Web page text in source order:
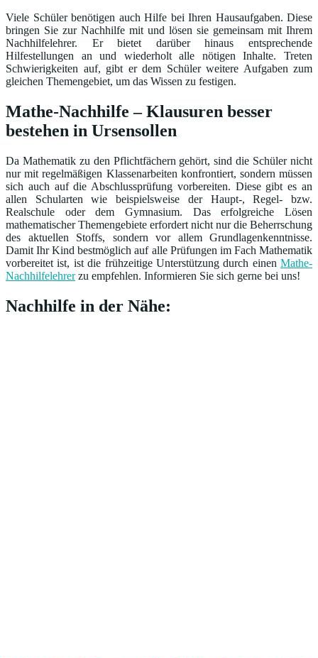
Viele Schüler benötigen auch Hilfe bei Ihren Hausaufgaben. Diese
bringen Sie zur Nachhilfe mit und lösen sie gemeinsam mit Ihrem
Nachhilfelehrer. Er bietet darüber hinaus entsprechende
Hilfestellungen an und wiederholt alle nötigen Inhalte. Treten
Schwierigkeiten auf, gibt er dem Schüler weitere Aufgaben zum
gleichen Themengebiet, um das Wissen zu festigen.
Mathe-Nachhilfe – Klausuren besser
bestehen in Ursensollen
Da Mathematik zu den Pflichtfächern gehört, sind die Schüler nicht
nur mit regelmäßigen Klassenarbeiten konfrontiert, sondern müssen
sich auch auf die Abschlussprüfung vorbereiten. Diese gibt es an
allen Schularten wie beispielsweise der Haupt-, Regel- bzw.
Realschule oder dem Gymnasium. Das erfolgreiche Lösen
mathematischer Themengebiete erfordert nicht nur die Beherrschung
des aktuellen Stoffs, sondern vor allem Grundlagenkenntnisse.
Damit Ihr Kind bestmöglich auf alle Prüfungen im Fach Mathematik
vorbereitet ist, ist die frühzeitige Unterstützung durch einen Mathe-
Nachhilfelehrerzu empfehlen. Informieren Sie sich gerne bei uns!
Nachhilfe in der Nähe: